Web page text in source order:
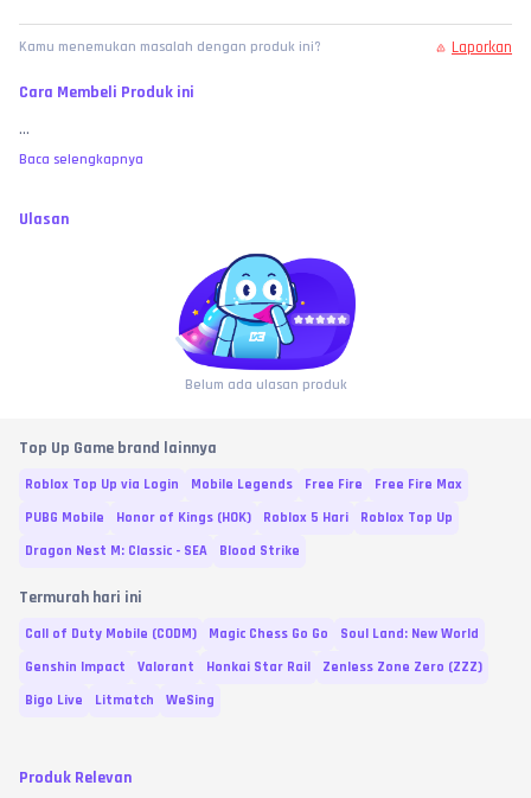
Kamu menemukan masalah dengan produk ini? Laporkan
Cara Membeli Produk ini
...
Baca selengkapnya
Ulasan
Belum ada ulasan produk
Top Up Game brand lainnya
Roblox Top Up via Login Mobile Legends Free Fire
Free Fire Max
PUBG Mobile
Honor of Kings (HOK) Roblox 5 Hari
Roblox Top Up
Dragon Nest M: Classic - SEA
Blood Strike
Termurah hari ini
Call of Duty Mobile (CODM) Magic Chess Go Go
Soul Land: New World
Genshin Impact
Valorant Honkai Star Rail
Zenless Zone Zero (ZZZ)
Bigo Live
Litmatch WeSing
Produk Relevan